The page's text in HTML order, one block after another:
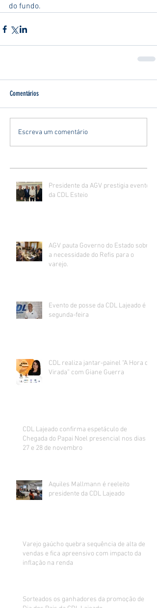
do fundo.
Comentários
Escreva um comentário
Presidente da AGV prestigia evento
da CDL Esteio
AGV pauta Governo do Estado sobre
a necessidade do Refis para o
varejo.
Evento de posse da CDL Lajeado é
segunda-feira
CDL realiza jantar-painel “A Hora da
Virada” com Giane Guerra
CDL Lajeado confirma espetáculo de
Chegada do Papai Noel presencial nos dias
27 e 28 de novembro
Aquiles Mallmann é reeleito
presidente da CDL Lajeado
Varejo gaúcho quebra sequência de alta de
vendas e fica apreensivo com impacto da
inflação na renda
Sorteados os ganhadores da promoção de